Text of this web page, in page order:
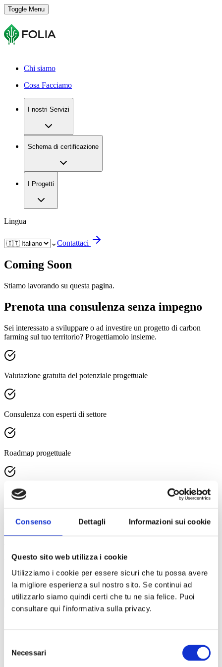
Consenso Dettagli Informazioni sui cookie
Questo sito web utilizza i cookie
Utilizziamo i cookie per essere sicuri che tu possa avere
la migliore esperienza sul nostro sito. Se continui ad
utilizzarlo siamo quindi certi che tu ne sia felice. Puoi
consultare qui l'informativa sulla privacy.
delNecessari
Toggle Menu
Chi siamo
Cosa Facciamo
I nostri Servizi
Schema di certificazione
I Progetti
Lingua
⌄Contattaci
Coming Soon
Stiamo lavorando su questa pagina.
Prenota una consulenza senza impegno
Sei interessato a sviluppare o ad investire un progetto di carbon
farming sul tuo territorio? Progettiamolo insieme.
Valutazione gratuita del potenziale progettuale
Consulenza con esperti di settore
Roadmap progettuale
Piano di lavoro operativo per iniziare
Nome e Cognome *
Email *
Azienda
Messaggio
confermare un appuntamento.